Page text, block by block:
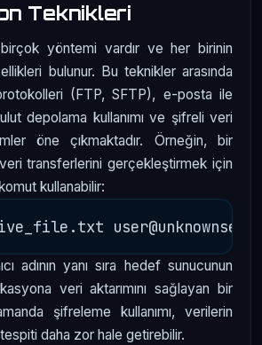
Teknikleri
birçok yöntemi vardır ve her birinin
bulunur. Bu teknikler arasında
(FTP, SFTP), e-posta ile
depolama kullanımı ve şifreli veri
öne çıkmaktadır. Örneğin, bir
transferlerini gerçekleştirmek için
kullanabilir:
adının yanı sıra hedef sunucunun
veri aktarımını sağlayan bir
şifreleme kullanımı, verilerin
daha zor hale getirebilir.